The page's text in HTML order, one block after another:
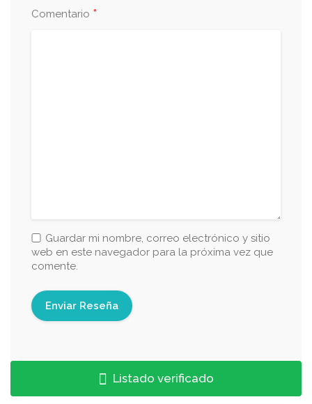
Comentario *
Guardar mi nombre, correo electrónico y sitio
web en este navegador para la próxima vez que
comente.
Listado verificado